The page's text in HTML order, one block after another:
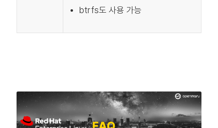
btrfs도 사용 가능